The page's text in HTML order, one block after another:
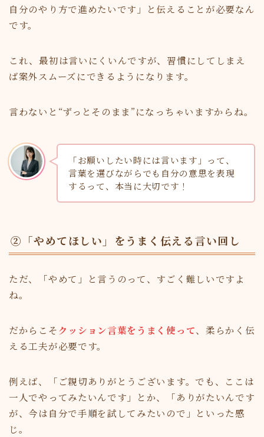
自分のやり方で進めたいです」と伝えることが必要なん
です。
これ、最初は言いにくいんですが、習慣にしてしまえ
ば案外スムーズにできるようになります。
言わないと“ずっとそのまま”になっちゃいますからね。
「お願いしたい時には言います」って、
言葉を選びながらでも自分の意思を表現
するって、本当に大切です！
②「やめてほしい」をうまく伝える言い回し
ただ、「やめて」と言うのって、すごく難しいですよ
ね。
だからこそクッション言葉をうまく使って、柔らかく伝
える工夫が必要です。
例えば、「ご親切ありがとうございます。でも、ここは
一人でやってみたいんです」とか、「ありがたいんです
が、今は自分で手順を試してみたいので」といった感
じ。